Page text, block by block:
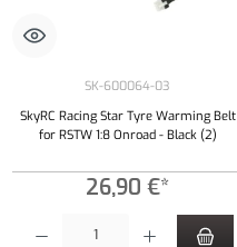
SK-600064-03
SkyRC Racing Star Tyre Warming Belt
for RSTW 1:8 Onroad - Black (2)
26,90 €*